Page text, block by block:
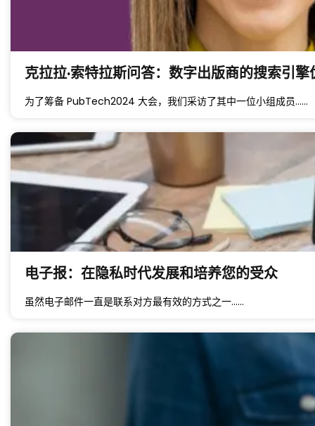
克拉拉·索特拉斯问答：数字出版商的搜索引
为了筹备 PubTech2024 大会，我们采访了其中一位小组成员……
电子报：在隐私时代发展和培养您的受众
虽然电子邮件一直是联系对方最有效的方式之一……